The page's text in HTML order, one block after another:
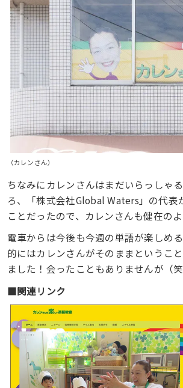
（カレンさん）
ちなみにカレンさんはまだいらっしゃ
ろ、「株式会社Global Waters」の代表
ことだったので、カレンさんも健在のよ
電車からは今後も今週の単語が楽しめ
的にはカレンさんがそのままというこ
ました！会ったこともありませんが（笑
■関連リンク